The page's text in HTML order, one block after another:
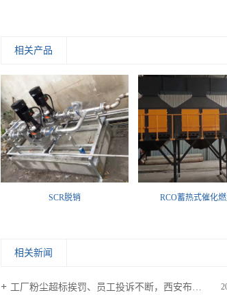
相关产品
SCR脱销 RCO蓄热式催化
相关新闻
工厂粉尘超标挨罚、员工投诉不断，西安布袋除尘器助力环保稳定达标